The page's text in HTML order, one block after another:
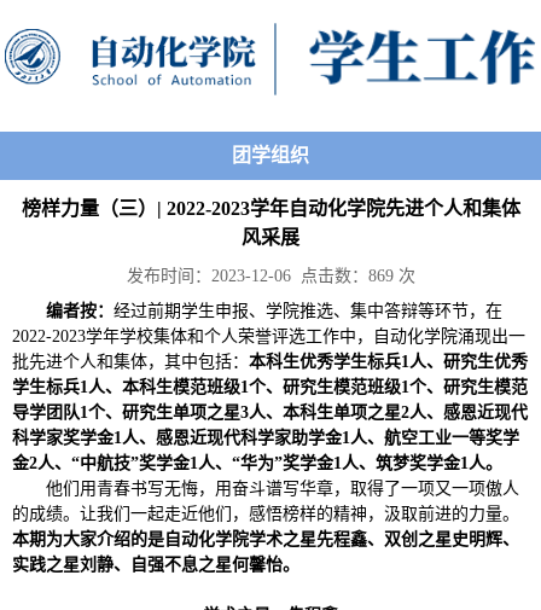
团学组织
榜样力量（三）| 2022-2023学年自动化学院先进个人和集体
风采展
发布时间：2023-12-06 点击数： 869 次
编者按： 经过前期学生申报、学院推选、集中答辩等环节，在
2022-2023学年学校集体和个人荣誉评选工作中，自动化学院涌现出一
批先进个人和集体，其中包括： 本科生优秀学生标兵1人、研究生优秀
学生标兵1人、本科生模范班级1个、研究生模范班级1个、研究生模范
导学团队1个、研究生单项之星3人、本科生单项之星2人、感恩近现代
科学家奖学金1人、感恩近现代科学家助学金1人、航空工业一等奖学
金2人、“中航技”奖学金1人、“华为”奖学金1人、筑梦奖学金1人。
他们用青春书写无悔，用奋斗谱写华章，取得了一项又一项傲人
的成绩。让我们一起走近他们，感悟榜样的精神，汲取前进的力量。
本期为大家介绍的是自动化学院学术之星先程鑫、双创之星史明辉、
实践之星刘静、自强不息之星何馨怡。